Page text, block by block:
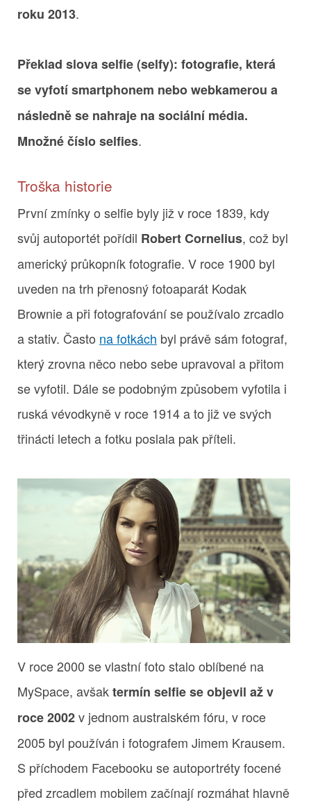
roku 2013.
Překlad slova selfie (selfy): fotografie, která
se vyfotí smartphonem nebo webkamerou a
následně se nahraje na sociální média.
Množné číslo selfies.
Troška historie
První zmínky o selfie byly již v roce 1839, kdy
svůj autoportét pořídil Robert Cornelius, což byl
americký průkopník fotografie. V roce 1900 byl
uveden na trh přenosný fotoaparát Kodak
Brownie a při fotografování se používalo zrcadlo
a stativ. Často na fotkách byl právě sám fotograf,
který zrovna něco nebo sebe upravoval a přitom
se vyfotil. Dále se podobným způsobem vyfotila i
ruská vévodkyně v roce 1914 a to již ve svých
třinácti letech a fotku poslala pak příteli.
V roce 2000 se vlastní foto stalo oblíbené na
MySpace, avšaktermín selfie se objevil až v
roce 2002v jednom australském fóru, v roce
2005 byl používán i fotografem Jimem Krausem.
S příchodem Facebooku se autoportréty focené
před zrcadlem mobilem začínají rozmáhat hlavně